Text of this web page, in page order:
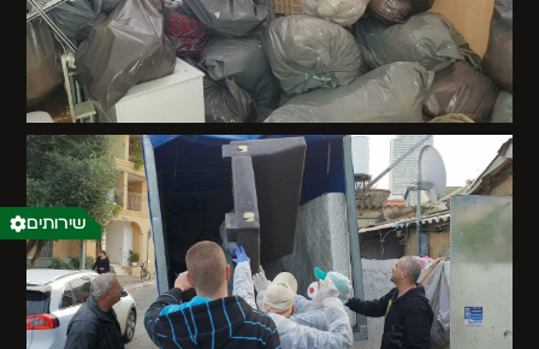
שירותים